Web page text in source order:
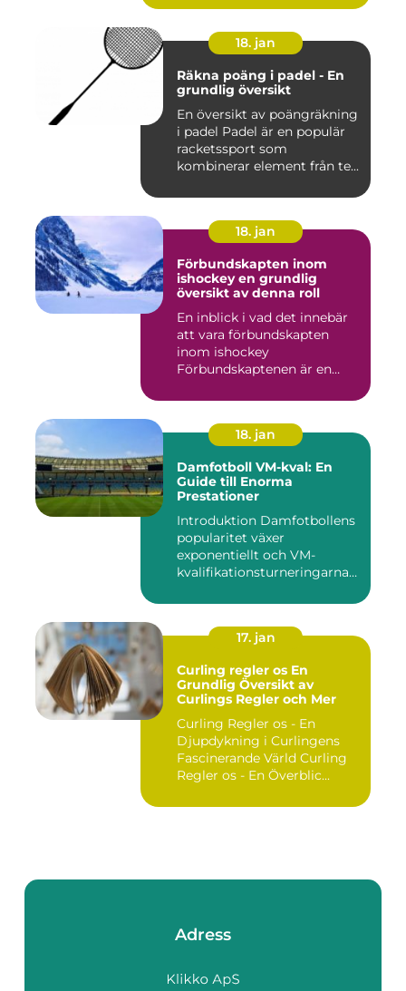
18. jan
Räkna poäng i padel - En
grundlig översikt
En översikt av poängräkning
i padel Padel är en populär
racketssport som
kombinerar element från te...
18. jan
Förbundskapten inom
ishockey en grundlig
översikt av denna roll
En inblick i vad det innebär
att vara förbundskapten
inom ishockey
Förbundskaptenen är en
18. jan
Damfotboll VM-kval: En
Guide till Enorma
Prestationer
Introduktion Damfotbollens
popularitet växer
exponentiellt och VM-
kvalifikationsturneringarna
17. jan
Curling regler os En
Grundlig Översikt av
Curlings Regler och Mer
Curling Regler os - En
Djupdykning i Curlingens
Fascinerande Värld Curling
Regler os - En Överblic...
Adress